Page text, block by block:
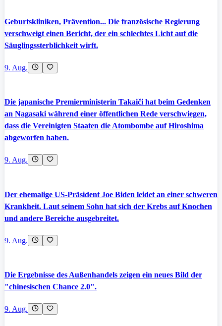
Geburtskliniken, Prävention... Die französische Regierung
verschweigt einen Bericht, der ein schlechtes Licht auf die
Säuglingssterblichkeit wirft.
9. Aug.
Die japanische Premierministerin Takaiči hat beim Gedenken
an Nagasaki während einer öffentlichen Rede verschwiegen,
dass die Vereinigten Staaten die Atombombe auf Hiroshima
abgeworfen haben.
9. Aug.
Der ehemalige US-Präsident Joe Biden leidet an einer schweren
Krankheit. Laut seinem Sohn hat sich der Krebs auf Knochen
und andere Bereiche ausgebreitet.
9. Aug.
Die Ergebnisse des Außenhandels zeigen ein neues Bild der
"chinesischen Chance 2.0".
9. Aug.